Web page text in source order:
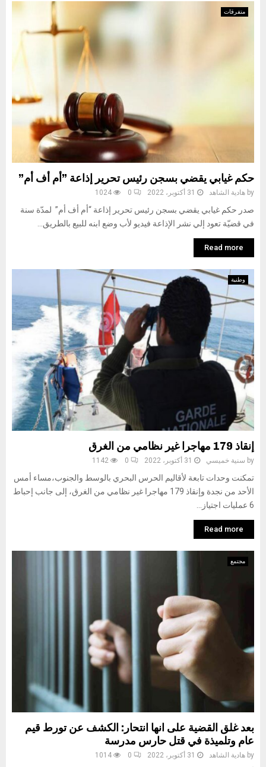
متفرقات
حكم غيابي يقضي بسجن رئيس تحرير إذاعة ”أم أف أم”
by هادية الشاهد 31 أكتوبر، 2022 0
1024
صدر حكم غيابي يقضي بسجن رئيس تحرير إذاعة “أم أف أم” لمدّة سنة
في قضيّة تعود إلي نشر الإذاعة فيديو لأب وضع ابنه للبيع بالطريق...
Read more
وطنية
إنقاذ 179 مهاجرا غير نظامي من الغرق
by سنية خميسي 31 أكتوبر، 2022 0
1142
تمكنت وحدات تابعة لأقاليم الحرس البحري بالوسط والجنوب،مساء أمس
الأحد من نجدة وإنقاذ 179 مهاجرا غير نظامي من الغرق، إلى جانب إحباط
6 عمليات اجتياز...
Read more
مجتمع
بعد غلق القضية على انها انتحار: الكشف عن تورط قيم
عام وتلميذة في قتل حارس مدرسة
by هادية الشاهد 31 أكتوبر، 2022 0
1014